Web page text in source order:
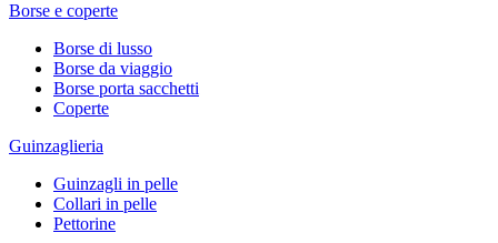
Borse e coperte
Borse di lusso
Borse da viaggio
Borse porta sacchetti
Coperte
Guinzaglieria
Guinzagli in pelle
Collari in pelle
Pettorine